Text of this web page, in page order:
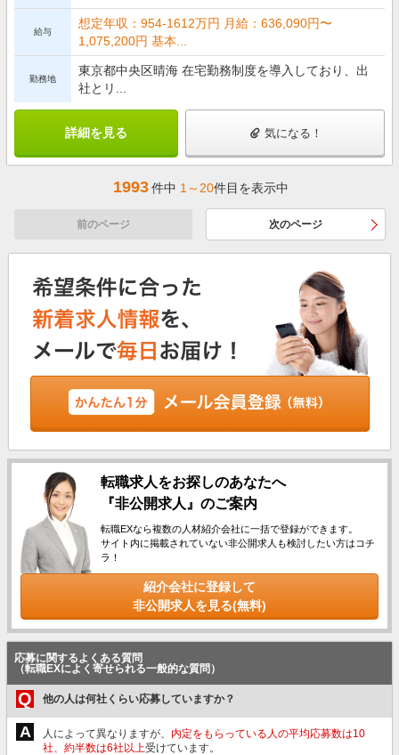
給与
想定年収：954-1612万円 月給：636,090円〜
1,075,200円 基本...
勤務地
東京都中央区晴海 在宅勤務制度を導入しており、出
社とリ...
詳細を見る 気になる！
1993件中 1～20件目を表示中
前のページ 次のページ
転職求人をお探しのあなたへ
『非公開求人』のご案内
転職EXなら複数の人材紹介会社に一括で登録ができます。
サイト内に掲載されていない非公開求人も検討したい方はコチ
ラ！
紹介会社に登録して
非公開求人を見る(無料)
応募に関するよくある質問
（転職EXによく寄せられる一般的な質問）
Q 他の人は何社くらい応募していますか？
A 人によって異なりますが、 内定をもらっている人の平均応募数は10
社、約半数は6社以上受けています。